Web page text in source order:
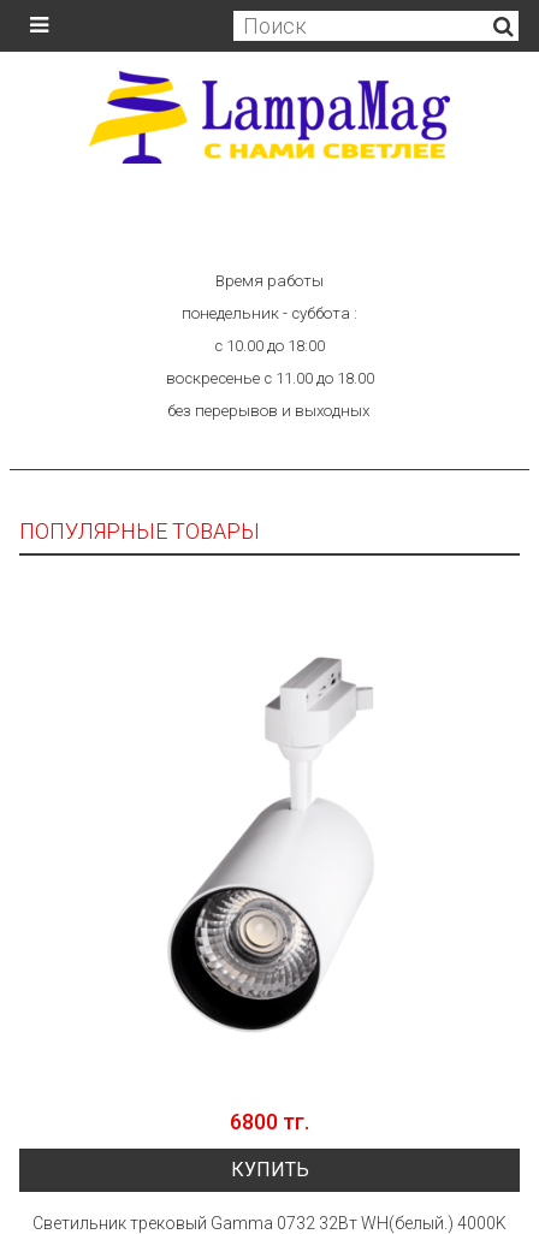
Время работы
понедельник - суббота :
с 10.00 до 18:00
воскресенье с 11.00 до 18.00
без перерывов и выходных
ПОПУЛЯРНЫЕ ТОВАРЫ
6800 тг.
КУПИТЬ
Светильник трековый Gamma 0732 32Вт WH(белый.) 4000K